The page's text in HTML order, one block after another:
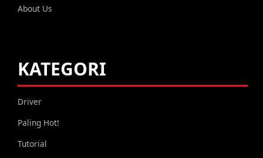
About Us
KATEGORI
Driver
Paling Hot!
Tutorial